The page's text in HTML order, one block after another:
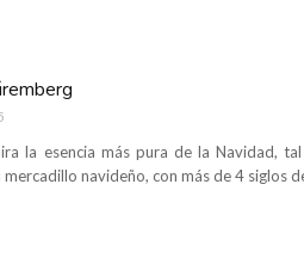
la esencia más pura de la Navidad,
mercadillo navideño, con más de 4